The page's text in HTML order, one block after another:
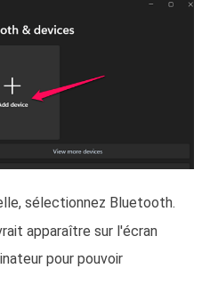
sélectionnez Bluetooth.
apparaître sur l'écran
pour pouvoir